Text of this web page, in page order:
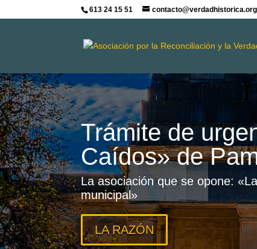
613 24 15 51 contacto@verdadhistorica.org
Trámite de
Caídos» de
La asociación que se opone:
municipal»
LA RAZÓN